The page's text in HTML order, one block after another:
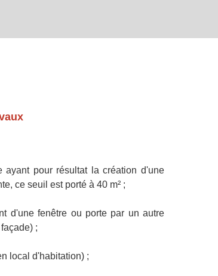
ayant pour résultat la création d'une
ce seuil est porté à 40 m² ;
d'une fenêtre ou porte par un autre
;
local d'habitation) ;